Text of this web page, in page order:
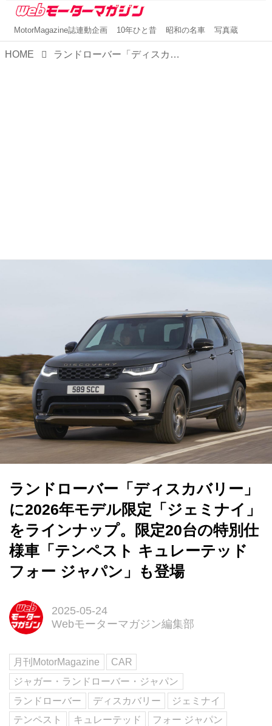
MotorMagazine誌連動企画 10年ひと昔 昭和の名車 写真蔵
HOME ランドローバー「ディスカバリー」に2026年モデル限定「ジェミナイ」をラインナップ。限定20台の特別仕様車「テンペスト キュレーテッド フォー ジャパン」も登場
ランドローバー「ディスカバリー」
に2026年モデル限定「ジェミナイ」
をラインナップ。限定20台の特別仕
様車「テンペスト キュレーテッド
フォー ジャパン」も登場
2025-05-24
Webモーターマガジン編集部
月刊MotorMagazine
CAR
ジャガー・ランドローバー・ジャパン
ランドローバー
ディスカバリー
ジェミナイ
テンペスト
キュレーテッド
フォー ジャパン